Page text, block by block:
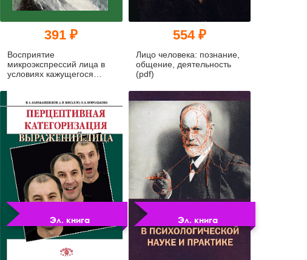
391 ₽
Восприятие
микроэкспрессий лица в
условиях кажущегося
554 ₽
Лицо человека: познание,
общение, деятельность
(pdf)
Эл. книга Эл. книга